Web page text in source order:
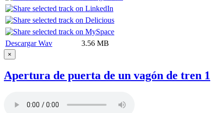
Descargar Wav 3.56 MB
×
Apertura de puerta de un vagón de tren 1